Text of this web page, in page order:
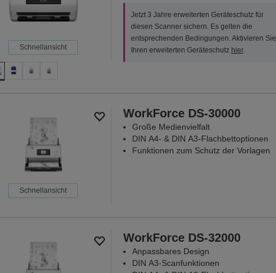
Schnellansicht
Jetzt 3 Jahre erweiterten Geräteschutz für
diesen Scanner sichern. Es gelten die
entsprechenden Bedingungen. Aktivieren Sie
Ihren erweiterten Geräteschutz hier.
Schnellansicht
WorkForce DS-30000
Große Medienvielfalt
DIN A4- & DIN A3-Flachbettoptionen
Funktionen zum Schutz der Vorlagen
WorkForce DS-32000
Anpassbares Design
DIN A3-Scanfunktionen